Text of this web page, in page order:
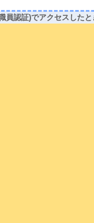
員認証)でアクセスした